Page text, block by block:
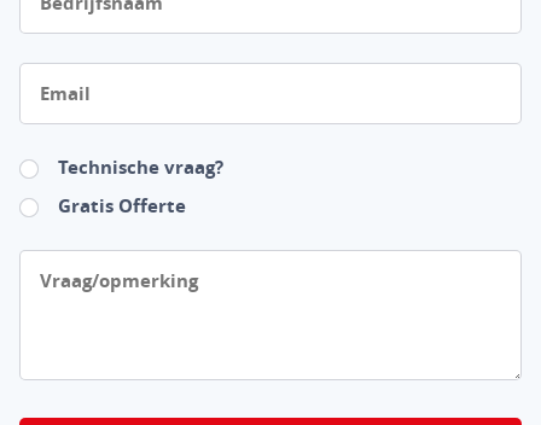
Email
Technische vraag?
Gratis Offerte
Vraag/opmerking